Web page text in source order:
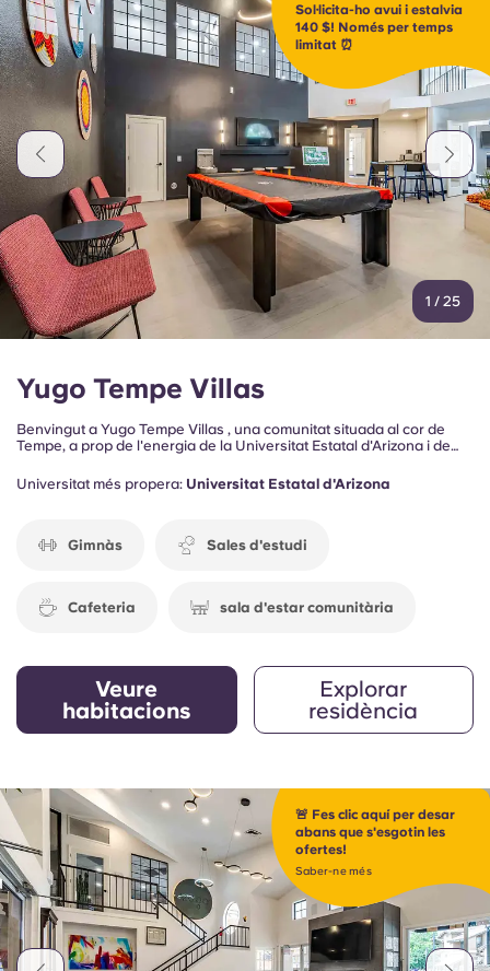
French
Portuguese
Sol·licita-ho avui i estalvia
140 $! Només per temps
limitat ⏰
1 / 25
Yugo Tempe Villas
Benvingut a Yugo Tempe Villas , una comunitat situada al cor de
Tempe, a prop de l'energia de la Universitat Estatal d'Arizona i de
restaurants i activitats recreatives a l'aire lliure propers, els
residents poden gaudir d'un estil de vida connectat dissenyat tant
Universitat més propera: Universitat Estatal d'Arizona
Gimnàs Sales d'estudi
Cafeteria sala d'estar comunitària
Veure
habitacions
Explorar
residència
🚨 Fes clic aquí per desar
abans que s'esgotin les
ofertes!
Saber-ne més